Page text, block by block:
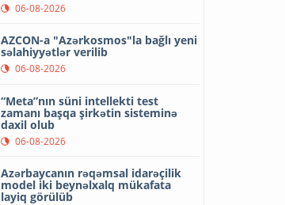
06-08-2026
AZCON-a "Azərkosmos"la bağlı yeni
səlahiyyətlər verilib
06-08-2026
“Meta”nın süni intellekti test
zamanı başqa şirkətin sisteminə
daxil olub
06-08-2026
Azərbaycanın rəqəmsal idarəçilik
model iki beynəlxalq mükafata
layiq görülüb